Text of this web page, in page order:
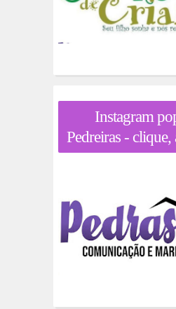
Instagram
Pedreiras - clique,